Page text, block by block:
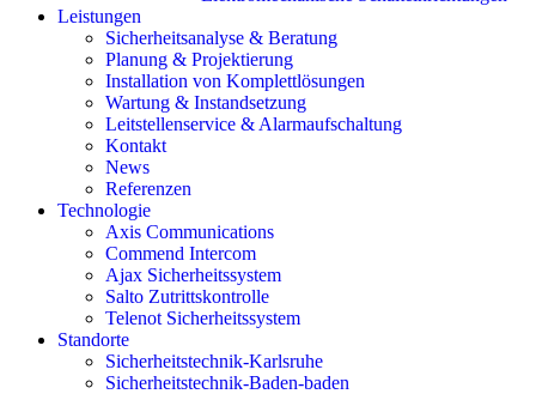
Leistungen
Sicherheitsanalyse & Beratung
Planung & Projektierung​
Installation von Komplettlösungen
Wartung & Instandsetzung
Leitstellenservice & Alarmaufschaltung
Kontakt
News
Referenzen
Technologie
Axis Communications
Commend Intercom
Ajax Sicherheitssystem​
Salto Zutrittskontrolle
Telenot Sicherheitssystem
Standorte
Sicherheitstechnik-Karlsruhe
Sicherheitstechnik-Baden-baden